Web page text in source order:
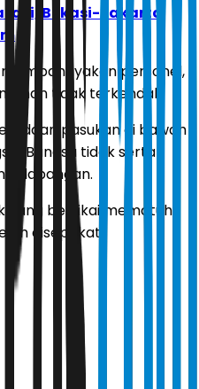
Bekasi-Jakarta
personel,
tidak terkendali.
pasukan di bawah
Bangsa tidak serta-
di lapangan.
yang bertikai mematuhi
disepakati.